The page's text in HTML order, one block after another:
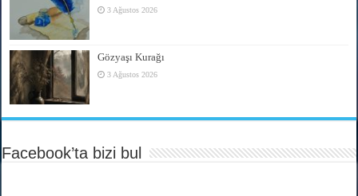
3 Ağustos 2026
Gözyaşı Kurağı
3 Ağustos 2026
Facebook’ta bizi bul